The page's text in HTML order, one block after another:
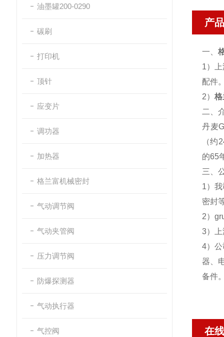
油墨罐200-0290
碳刷
打印机
顶针
应变片
调功器
加热器
格兰富机械密封
气动调节阀
气动夹管阀
压力调节阀
防爆探测器
气动执行器
气控阀
产
一、
1）
配件
2） 格
二、
丹麦
（约
的65
三、
1）
密封
2）
3）
4）
器、
备件
在